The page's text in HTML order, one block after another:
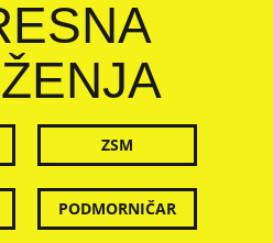
ZSM
PODMORNIČAR